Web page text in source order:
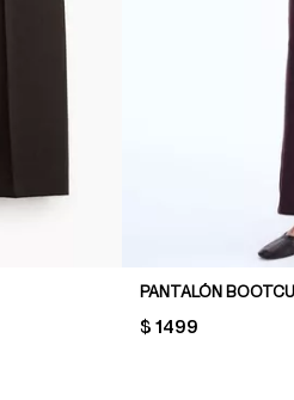
PANTALÓN
PRICE:
$ 1499